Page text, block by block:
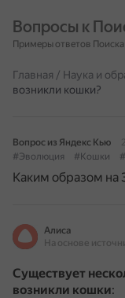
Вопросы к
Примеры ответов
Главная / Наука и
возникли кошки?
Вопрос из Яндекс Кью
#Эволюция
#Кошки
Каким образом на
Алиса
Существует
возникли кошки: